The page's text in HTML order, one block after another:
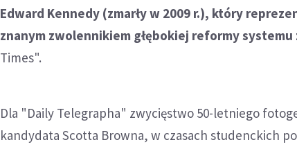
Edward Kennedy (zmarły w 2009 r.), który
znanym zwolennikiem głębokiej reformy systemu
Times".
Dla "Daily Telegrapha" zwycięstwo 50-letniego
kandydata Scotta Browna, w czasach studenckich